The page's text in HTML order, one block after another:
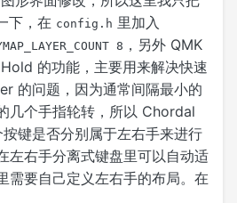
下，在 config.h 里加入
8 ，另外 QMK
的功能，主要用来解决快速
的问题，因为通常间隔最小的
几个手指轮转，所以 Chordal
键是否分别属于左右手来进行
左右手分离式键盘里可以自动适
需要自己定义左右手的布局。在